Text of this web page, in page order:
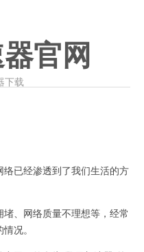
官网
下载
已经渗透到了我们生活的方
、网络质量不理想等，经常
况。